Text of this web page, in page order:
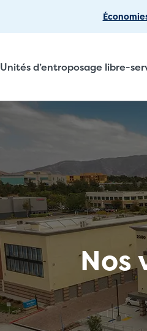
Unités d’entroposage libre-
Nos